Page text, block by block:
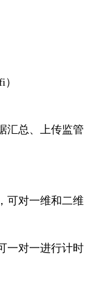
汇总、上传监管
可对一维和二维
一对一进行计时